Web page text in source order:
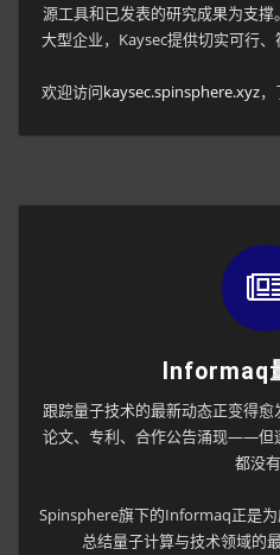
源工具和已发表的研究成果为支
大型企业，Kaysec提供切实可行、
欢迎访问kaysec.spinsphere.xyz，
Informaq
跟踪量子技术的最新动态正变得
论文、专利、合作公告涌现——但
都没有
Spinsphere旗下的Informaq正是
总结量子计算与技术领域的